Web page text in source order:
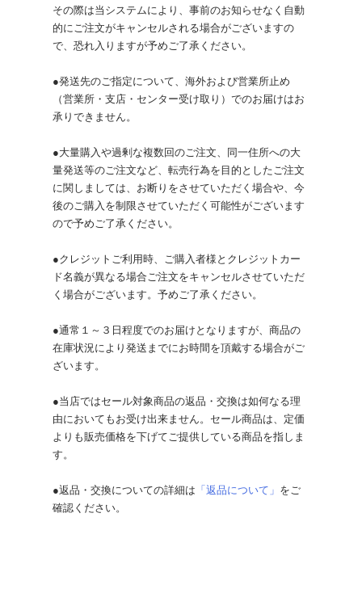
その際は当システムにより、事前のお知らせなく自動
的にご注文がキャンセルされる場合がございますの
で、恐れ入りますが予めご了承ください。
●発送先のご指定について、海外および営業所止め
（営業所・支店・センター受け取り）でのお届けはお
承りできません。
●大量購入や過剰な複数回のご注文、同一住所への大
量発送等のご注文など、転売行為を目的としたご注文
に関しましては、お断りをさせていただく場合や、今
後のご購入を制限させていただく可能性がございます
ので予めご了承ください。
●クレジットご利用時、ご購入者様とクレジットカー
ド名義が異なる場合ご注文をキャンセルさせていただ
く場合がございます。予めご了承ください。
●通常１～３日程度でのお届けとなりますが、商品の
在庫状況により発送までにお時間を頂戴する場合がご
ざいます。
●当店ではセール対象商品の返品・交換は如何なる理
由においてもお受け出来ません。セール商品は、定価
よりも販売価格を下げてご提供している商品を指しま
す。
●返品・交換についての詳細は 「返品について」 をご
確認ください。